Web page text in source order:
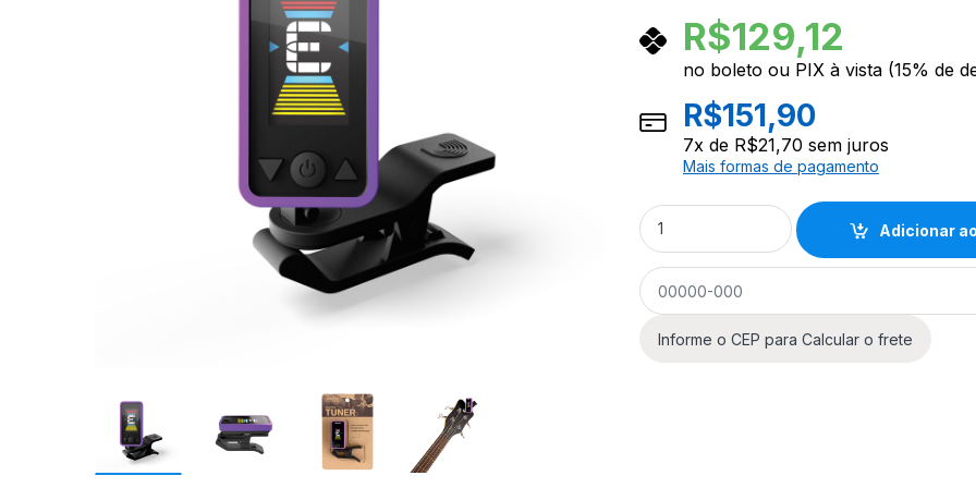
R$129,12
no boleto ou PIX à vista (15% de
R$151,90
7x de R$21,70 sem juros
Mais formas de pagamento
Afinador Cromático Roxo D'Addario Eclipse
Adicionar